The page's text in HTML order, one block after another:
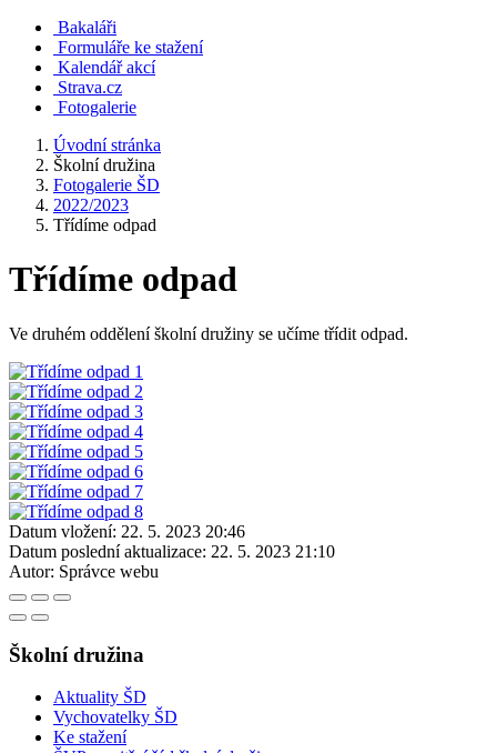
Bakaláři
Formuláře ke stažení
Kalendář akcí
Strava.cz
Fotogalerie
Úvodní stránka
Školní družina
Fotogalerie ŠD
2022/2023
Třídíme odpad
Třídíme odpad
Ve druhém oddělení školní družiny se učíme třídit odpad.
Datum vložení: 22. 5. 2023 20:46
Datum poslední aktualizace: 22. 5. 2023 21:10
Autor: Správce webu
Školní družina
Aktuality ŠD
Vychovatelky ŠD
Ke stažení